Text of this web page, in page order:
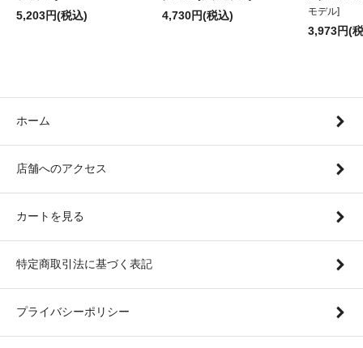
5,203円(税込) 4,730円(税込)
モデル]
3,973円(
ホーム
店舗へのアクセス
カートを見る
特定商取引法に基づく表記
プライバシーポリシー